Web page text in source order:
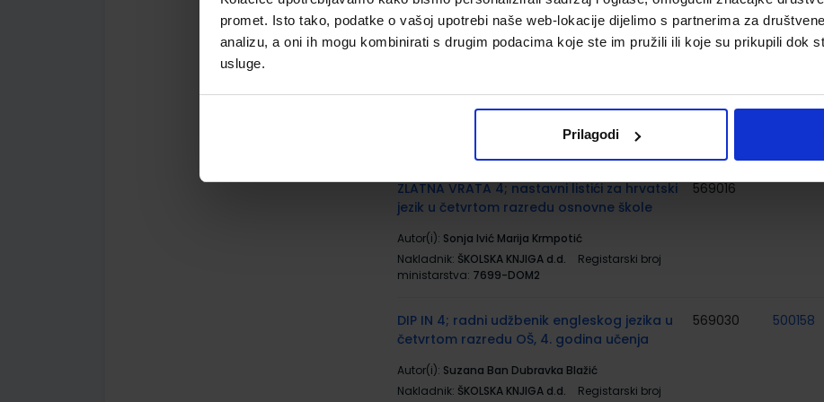
promet. Isto tako, podatke o vašoj upotrebi naše web-lokacije dijelimo s partnerima za
analizu, a oni ih mogu kombinirati s drugim podacima koje ste im pružili ili koje su prikupili dok
usluge.
Prilagodi
ministarstva:
Zokić Vladušić Španić Jurić
ŠKOLSKA KNJIGA d.d.
Registarski broj
ZLATNA VRATA 4; nastavni listići za hrvatski
jezik u četvrtom razredu osnovne škole
Autor(i): Sonja Ivić Marija Krmpotić
Nakladnik: ŠKOLSKA KNJIGA d.d.
Registarski broj
ministarstva: 7699-DOM2
569016
DIP IN 4; radni udžbenik engleskog jezika u
četvrtom razredu OŠ, 4. godina učenja
Autor(i): Suzana Ban Dubravka Blažić
Nakladnik: ŠKOLSKA KNJIGA d.d.
Registarski broj
569030 500158